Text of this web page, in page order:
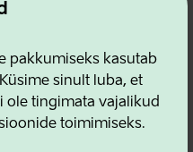
pakkumiseks kasutab
sinult luba, et
ole tingimata vajalikud
toimimiseks.